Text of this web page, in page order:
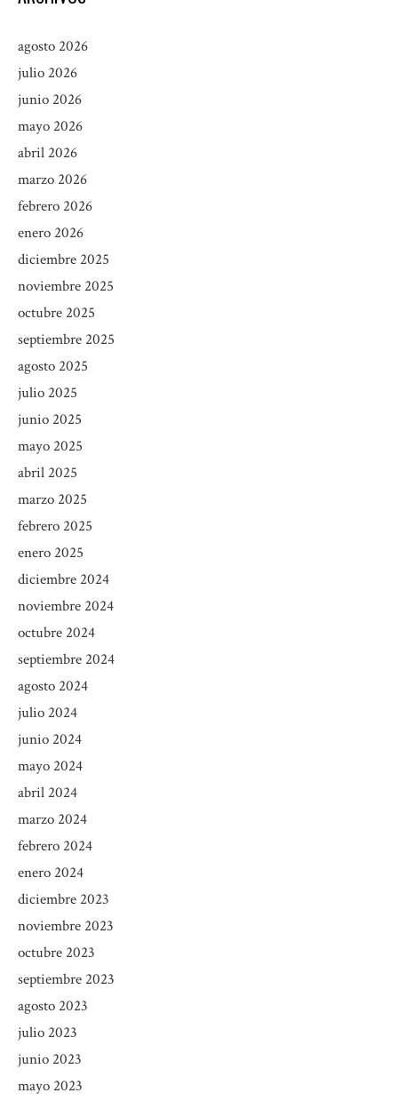
agosto 2026
julio 2026
junio 2026
mayo 2026
abril 2026
marzo 2026
febrero 2026
enero 2026
diciembre 2025
noviembre 2025
octubre 2025
septiembre 2025
agosto 2025
julio 2025
junio 2025
mayo 2025
abril 2025
marzo 2025
febrero 2025
enero 2025
diciembre 2024
noviembre 2024
octubre 2024
septiembre 2024
agosto 2024
julio 2024
junio 2024
mayo 2024
abril 2024
marzo 2024
febrero 2024
enero 2024
diciembre 2023
noviembre 2023
octubre 2023
septiembre 2023
agosto 2023
julio 2023
junio 2023
mayo 2023